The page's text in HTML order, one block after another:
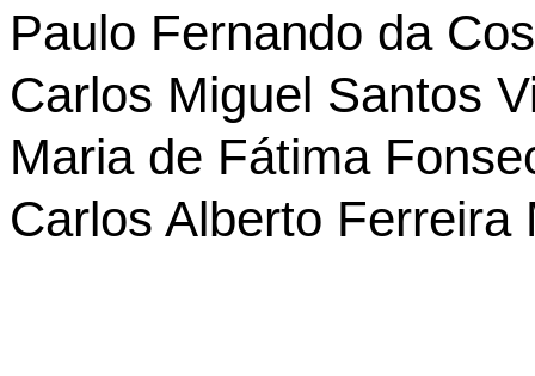
Paulo Fernando da
Carlos Miguel Santos
Maria de Fátima
Carlos Alberto Ferreira